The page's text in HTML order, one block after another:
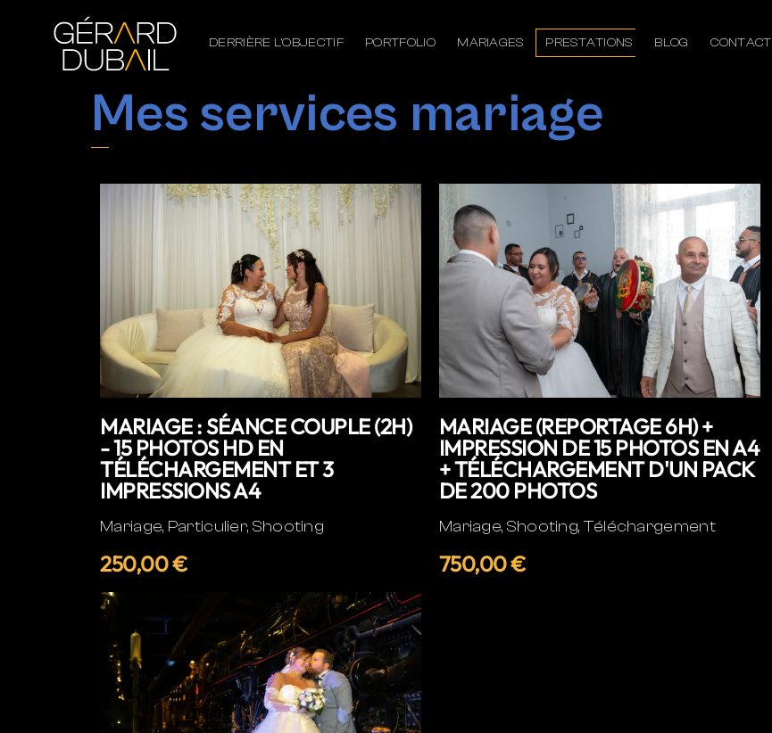
DERRIÈRE L’OBJECTIF PORTFOLIO MARIAGES PRESTATIONS BLOG CONTACT
Mes services mariage
MARIAGE : SÉANCE COUPLE (2H)
- 15 PHOTOS HD EN
TÉLÉCHARGEMENT ET 3
IMPRESSIONS A4
Mariage, Particulier, Shooting
250,00 €
MARIAGE (REPORTAGE 6H) +
IMPRESSION DE 15 PHOTOS EN A4
+ TÉLÉCHARGEMENT D'UN PACK
DE 200 PHOTOS
Mariage, Shooting, Téléchargement
750,00 €